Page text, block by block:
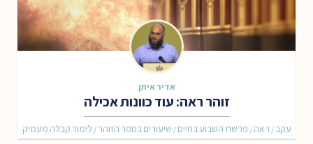
אדיר איתן
זוהר ראה: עוד כוונות אכילה
לימוד קבלה מעמיק / שיעורים בספר הזוהר / פרשת השבוע בחיים / ראה / עקב